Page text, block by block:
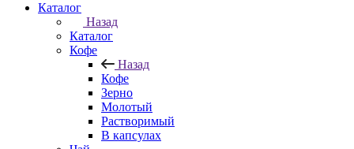
Каталог
Назад
Каталог
Кофе
Назад
Кофе
Зерно
Молотый
Растворимый
В капсулах